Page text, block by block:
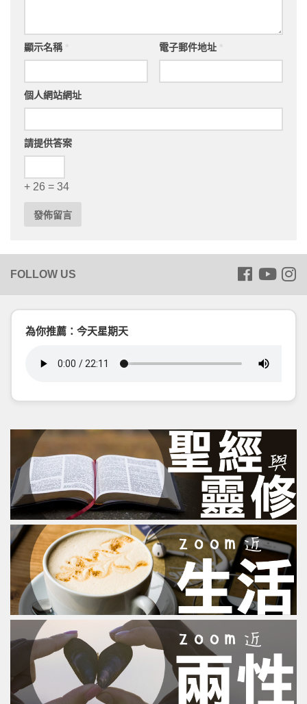
顯示名稱 電子郵件地址
個人網站網址
請提供答案
+ 26 = 34
為你推薦：今天星期天